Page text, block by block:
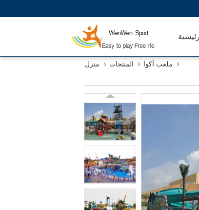
منزل المنتجات ملعب أكوا